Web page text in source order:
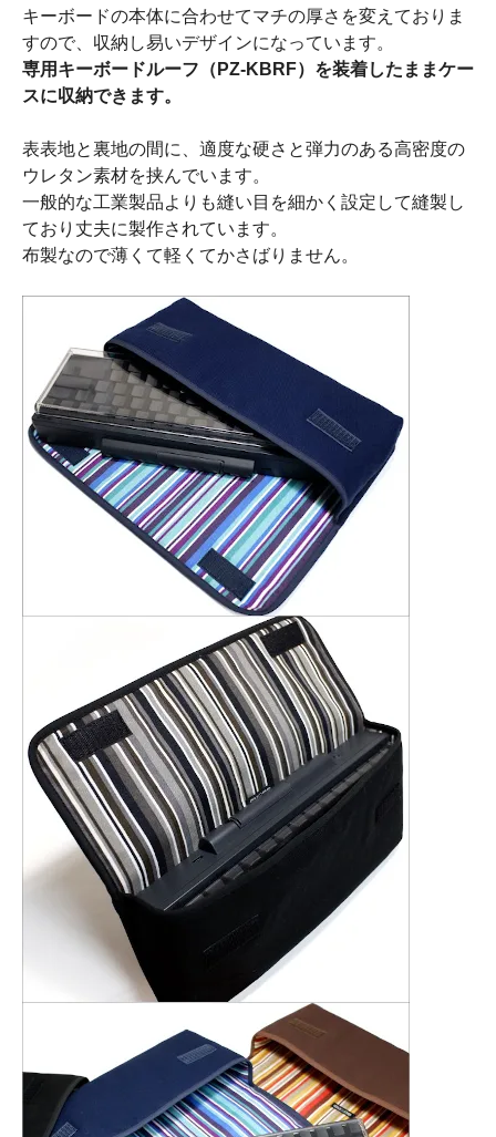
キーボードの本体に合わせてマチの厚さを変えておりま
すので、収納し易いデザインになっています。
専用キーボードルーフ（PZ-KBRF）を装着したままケー
スに収納できます。
表表地と裏地の間に、適度な硬さと弾力のある高密度の
ウレタン素材を挟んでいます。
一般的な工業製品よりも縫い目を細かく設定して縫製し
ており丈夫に製作されています。
布製なので薄くて軽くてかさばりません。